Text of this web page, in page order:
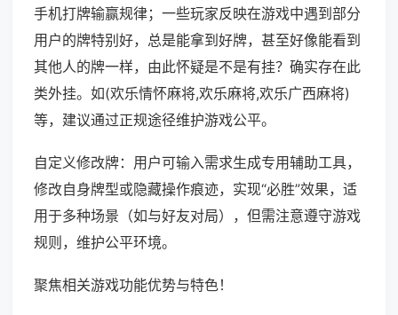
手机打牌输赢规律；一些玩家反映在游戏中遇到部分
用户的牌特别好，总是能拿到好牌，甚至好像能看到
其他人的牌一样，由此怀疑是不是有挂？确实存在此
类外挂。如(欢乐情怀麻将,欢乐麻将,欢乐广西麻将)
等，建议通过正规途径维护游戏公平。
自定义修改牌：用户可输入需求生成专用辅助工具，
修改自身牌型或隐藏操作痕迹，实现“必胜”效果，适
用于多种场景（如与好友对局），但需注意遵守游戏
规则，维护公平环境。
聚焦相关游戏功能优势与特色！